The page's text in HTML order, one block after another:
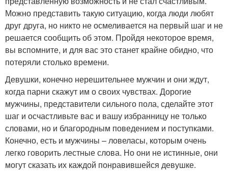
Можно представить такую ситуацию, когда люди любят
друг друга, но никто не осмеливается на первый шаг и не
решается сообщить об этом. Пройдя некоторое время,
вы вспомните, и для вас это станет крайне обидно, что
потеряли столько времени.
Девушки, конечно нерешительнее мужчин и они ждут,
когда парни скажут им о своих чувствах. Дорогие
мужчины, представители сильного пола, сделайте этот
шаг и осчастливьте вас и вашу избранницу не только
словами, но и благородным поведением и поступками.
Конечно, есть и мужчины – ловеласы, которым очень
легко говорить лестные слова. Но они не истинные, они
могут сказать их каждой понравившейся девушке.